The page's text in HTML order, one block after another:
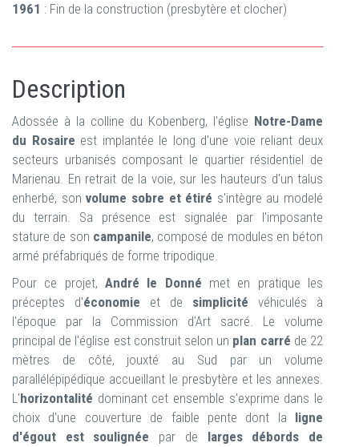
1961 : Fin de la construction (presbytère et clocher)
Description
Adossée à la colline du Kobenberg, l'église Notre-Dame
du Rosaire est implantée le long d'une voie reliant deux
secteurs urbanisés composant le quartier résidentiel de
Marienau. En retrait de la voie, sur les hauteurs d'un talus
enherbé, sonvolume sobre et étiré s'intègre au modelé
du terrain. Sa présence est signalée par l'imposante
stature de son campanile, composé de modules en béton
armé préfabriqués de forme tripodique.
Pour ce projet, André le Donné met en pratique les
préceptes d'économie et de simplicité véhiculés à
l'époque par la Commission d'Art sacré. Le volume
principal de l'église est construit selon un plan carré de 22
mètres de côté, jouxté au Sud par un volume
parallélépipédique accueillant le presbytère et les annexes.
L'horizontalité dominant cet ensemble s'exprime dans le
choix d'une couverture de faible pente dont la ligne
d'égout est soulignée par de larges débords
de